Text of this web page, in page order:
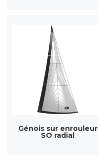
Génois sur enrouleur
SO radial